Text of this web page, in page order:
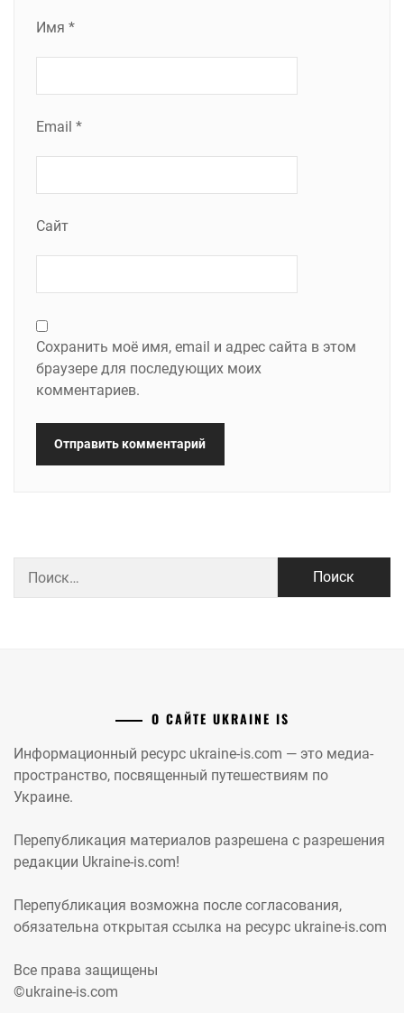
Имя *
Email *
Сайт
Сохранить моё имя, email и адрес сайта в этом
браузере для последующих моих
комментариев.
О САЙТЕ UKRAINE IS
Информационный ресурс ukraine-is.com — это медиа-
пространство, посвященный путешествиям по
Украине.
Перепубликация материалов разрешена с разрешения
редакции Ukraine-is.com!
Перепубликация возможна после согласования,
обязательна открытая ссылка на ресурс ukraine-is.com
Все права защищены
©ukraine-is.com